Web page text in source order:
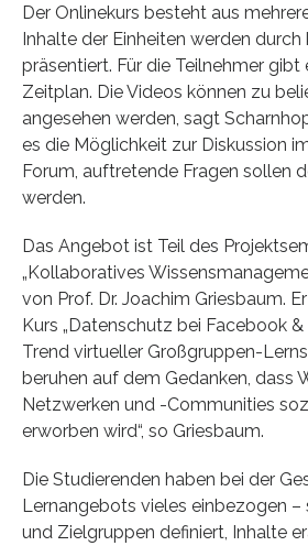
Der Onlinekurs besteht aus
Inhalte der Einheiten werden durch
präsentiert. Für die Teilnehmer gibt
Zeitplan. Die Videos können zu
angesehen werden, sagt
es die Möglichkeit zur Diskussion
Forum, auftretende Fragen sollen
werden.
Das Angebot ist Teil des
„Kollaboratives
von Prof. Dr. Joachim Griesbaum.
Kurs „Datenschutz bei Facebook
Trend virtueller Großgruppen-
beruhen auf dem Gedanken, dass
Netzwerken und -Communities
erworben wird“, so Griesbaum.
Die Studierenden haben bei der
Lernangebots vieles einbezogen –
und Zielgruppen definiert, Inhalte